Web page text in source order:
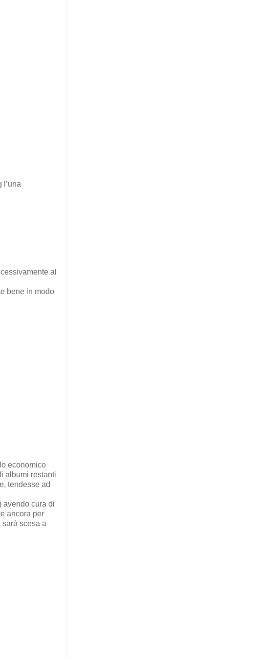
al
bene in modo
economico
albumi restanti
tendesse ad
avendo cura di
ancora per
scesa a